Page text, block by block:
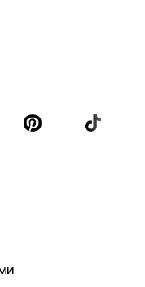
изделия